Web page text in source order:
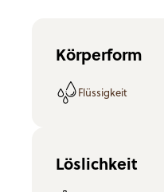
Körperform
Flüssigkeit
Löslichkeit